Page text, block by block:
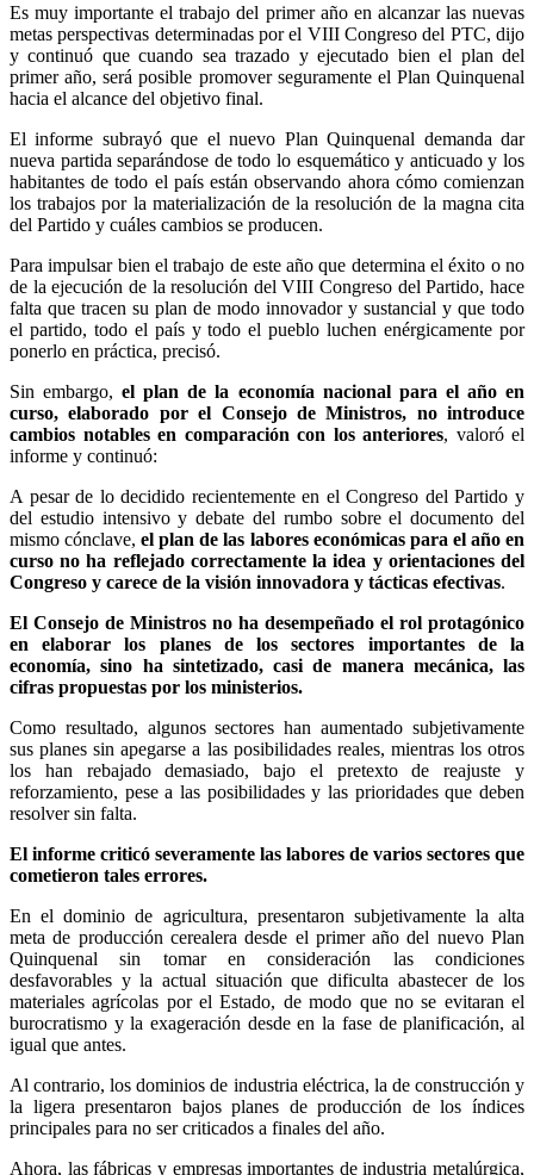
Es muy importante el trabajo del primer año en alcanzar las nuevas
metas perspectivas determinadas por el VIII Congreso del PTC, dijo
y continuó que cuando sea trazado y ejecutado bien el plan del
primer año, será posible promover seguramente el Plan Quinquenal
hacia el alcance del objetivo final.
El informe subrayó que el nuevo Plan Quinquenal demanda dar
nueva partida separándose de todo lo esquemático y anticuado y los
habitantes de todo el país están observando ahora cómo comienzan
los trabajos por la materialización de la resolución de la magna cita
del Partido y cuáles cambios se producen.
Para impulsar bien el trabajo de este año que determina el éxito o no
de la ejecución de la resolución del VIII Congreso del Partido, hace
falta que tracen su plan de modo innovador y sustancial y que todo
el partido, todo el país y todo el pueblo luchen enérgicamente por
ponerlo en práctica, precisó.
Sin embargo,el plan de la economía nacional para el año en
curso, elaborado por el Consejo de Ministros, no introduce
cambios notables en comparación con los anteriores, valoró el
informe y continuó:
A pesar de lo decidido recientemente en el Congreso del Partido y
del estudio intensivo y debate del rumbo sobre el documento del
mismo cónclave,el plan de las labores económicas para el año en
curso no ha reflejado correctamente la idea y orientaciones del
Congreso y carece de la visión innovadora y tácticas efectivas.
El Consejo de Ministros no ha desempeñado el rol protagónico
en elaborar los planes de los sectores importantes de la
economía, sino ha sintetizado, casi de manera mecánica, las
cifras propuestas por los ministerios.
Como resultado, algunos sectores han aumentado subjetivamente
sus planes sin apegarse a las posibilidades reales, mientras los otros
los han rebajado demasiado, bajo el pretexto de reajuste y
reforzamiento, pese a las posibilidades y las prioridades que deben
resolver sin falta.
El informe criticó severamente las labores de varios sectores que
cometieron tales errores.
En el dominio de agricultura, presentaron subjetivamente la alta
meta de producción cerealera desde el primer año del nuevo Plan
Quinquenal sin tomar en consideración las condiciones
desfavorables y la actual situación que dificulta abastecer de los
materiales agrícolas por el Estado, de modo que no se evitaran el
burocratismo y la exageración desde en la fase de planificación, al
igual que antes.
Al contrario, los dominios de industria eléctrica, la de construcción y
la ligera presentaron bajos planes de producción de los índices
principales para no ser criticados a finales del año.
Ahora, las fábricas y empresas importantes de industria metalúrgica,